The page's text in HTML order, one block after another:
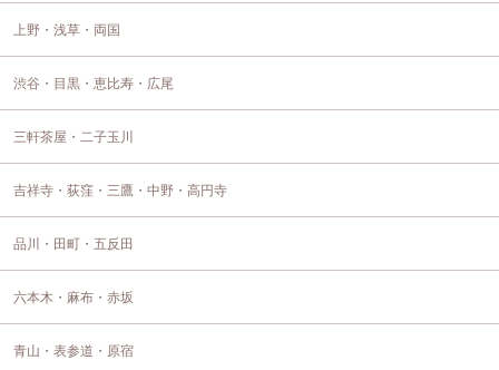
上野・浅草・両国
渋谷・目黒・恵比寿・広尾
三軒茶屋・二子玉川
吉祥寺・荻窪・三鷹・中野・高円寺
品川・田町・五反田
六本木・麻布・赤坂
青山・表参道・原宿